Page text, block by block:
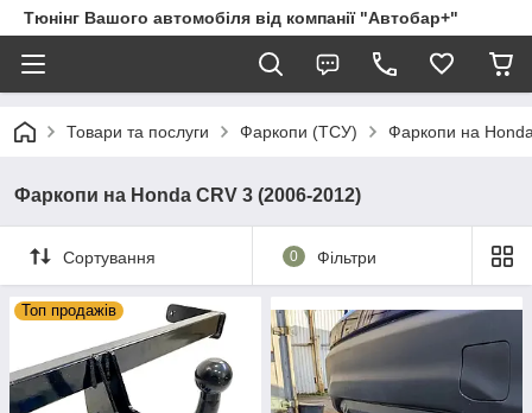
Тюнінг Вашого автомобіля від компанії "Автобар+"
Товари та послуги Фаркопи (ТСУ) Фаркопи на
Фаркопи на Honda CRV 3 (2006-2012)
Сортування 0 Фільтри
Топ продажів